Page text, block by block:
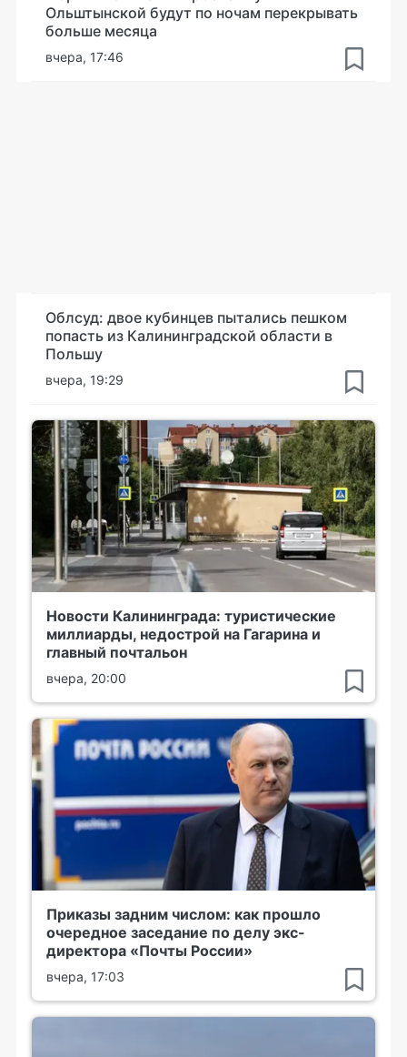
Ольштынской будут по ночам перекрывать
больше месяца
вчера, 17:46
Облсуд: двое кубинцев пытались пешком
попасть из Калининградской области в
Польшу
вчера, 19:29
Новости Калининграда: туристические
миллиарды, недострой на Гагарина и
главный почтальон
вчера, 20:00
Приказы задним числом: как прошло
очередное заседание по делу экс-
директора «Почты России»
вчера, 17:03